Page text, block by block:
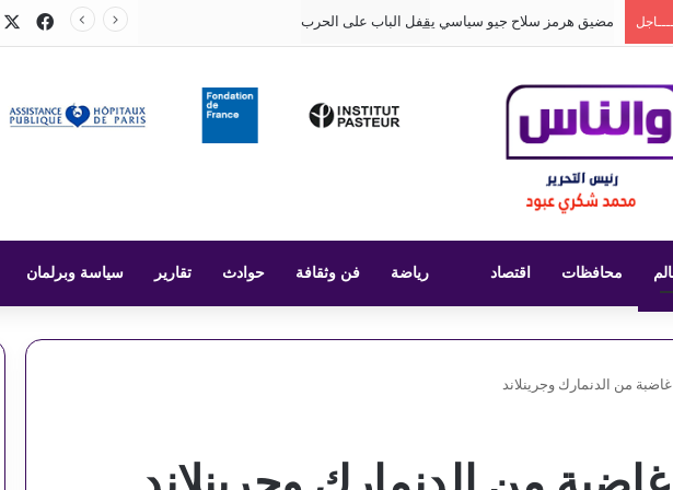
مضيق هرمز سلاح جيو سياسي يقفل الباب على الحرب
محافظات اقتصاد رياضة فن وثقافة حوادث تقارير سياسة وبرلمان
من الدنمارك وجرينلاند